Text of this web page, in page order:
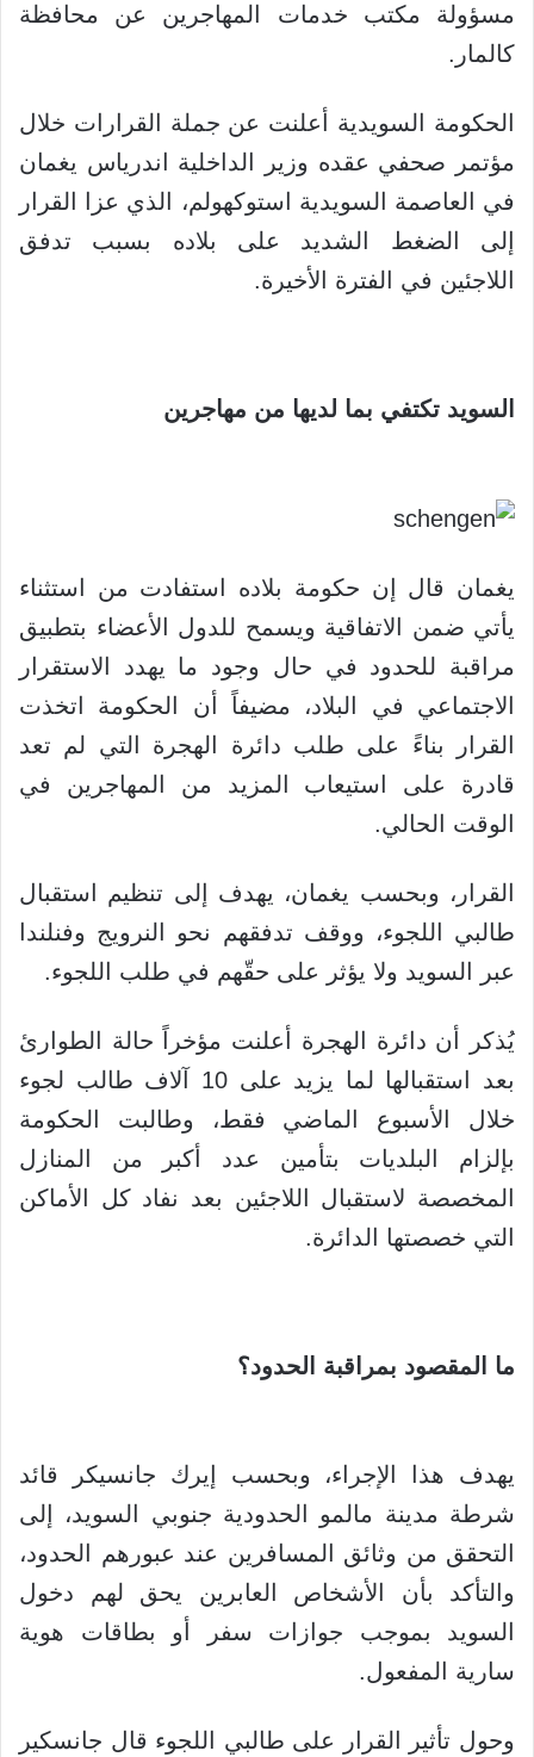
مسؤولة مكتب خدمات المهاجرين عن محافظة
كالمار.
الحكومة السويدية أعلنت عن جملة القرارات خلال
مؤتمر صحفي عقده وزير الداخلية اندرياس يغمان
في العاصمة السويدية استوكهولم، الذي عزا القرار
إلى الضغط الشديد على بلاده بسبب تدفق
اللاجئين في الفترة الأخيرة.
السويد تكتفي بما لديها من مهاجرين
يغمان قال إن حكومة بلاده استفادت من استثناء
يأتي ضمن الاتفاقية ويسمح للدول الأعضاء بتطبيق
مراقبة للحدود في حال وجود ما يهدد الاستقرار
الاجتماعي في البلاد، مضيفاً أن الحكومة اتخذت
القرار بناءً على طلب دائرة الهجرة التي لم تعد
قادرة على استيعاب المزيد من المهاجرين في
الوقت الحالي.
القرار، وبحسب يغمان، يهدف إلى تنظيم استقبال
طالبي اللجوء، ووقف تدفقهم نحو النرويج وفنلندا
عبر السويد ولا يؤثر على حقّهم في طلب اللجوء.
يُذكر أن دائرة الهجرة أعلنت مؤخراً حالة الطوارئ
بعد استقبالها لما يزيد على 10 آلاف طالب لجوء
خلال الأسبوع الماضي فقط، وطالبت الحكومة
بإلزام البلديات بتأمين عدد أكبر من المنازل
المخصصة لاستقبال اللاجئين بعد نفاد كل الأماكن
التي خصصتها الدائرة.
ما المقصود بمراقبة الحدود؟
يهدف هذا الإجراء، وبحسب إيرك جانسيكر قائد
شرطة مدينة مالمو الحدودية جنوبي السويد، إلى
التحقق من وثائق المسافرين عند عبورهم الحدود،
والتأكد بأن الأشخاص العابرين يحق لهم دخول
السويد بموجب جوازات سفر أو بطاقات هوية
سارية المفعول.
وحول تأثير القرار على طالبي اللجوء قال جانسكير